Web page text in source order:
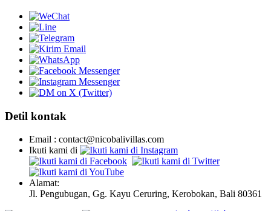
Detil kontak
Email : contact@nicobalivillas.com
Ikuti kami di
Alamat:
Jl. Pengubugan, Gg. Kayu Ceruring, Kerobokan, Bali 80361